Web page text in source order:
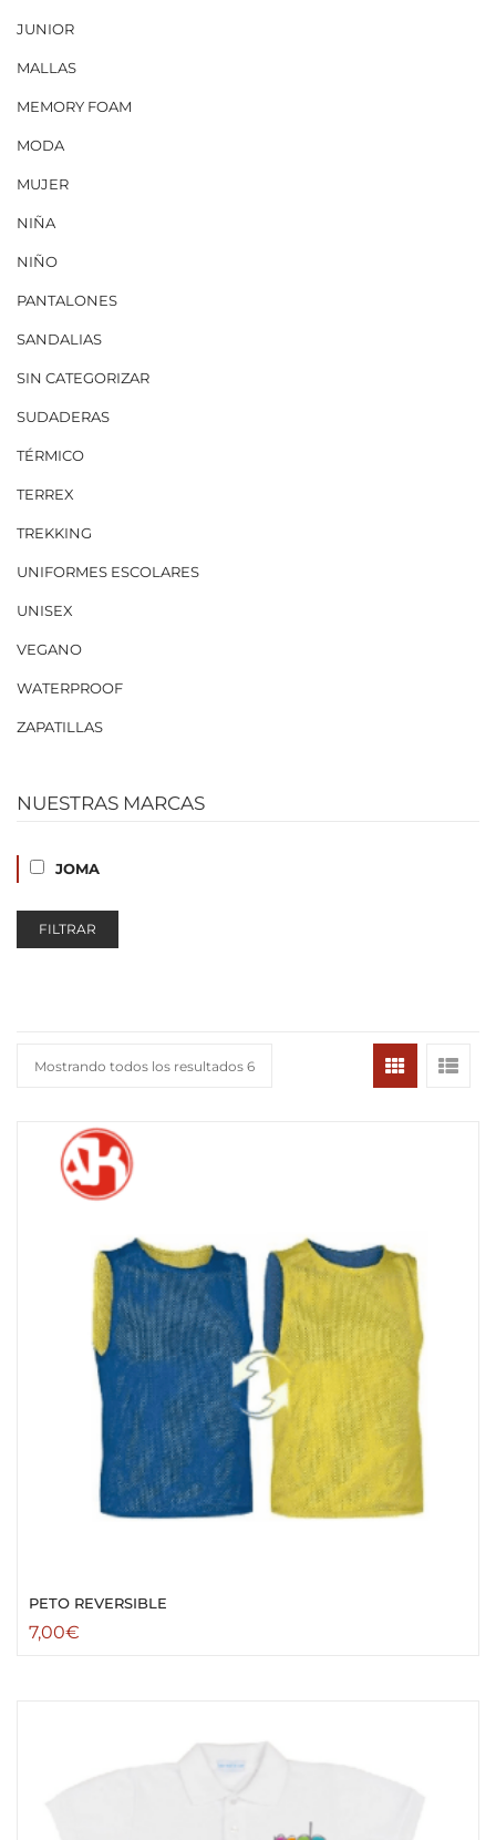
JUNIOR
MALLAS
MEMORY FOAM
MODA
MUJER
NIÑA
NIÑO
PANTALONES
SANDALIAS
SIN CATEGORIZAR
SUDADERAS
TÉRMICO
TERREX
TREKKING
UNIFORMES ESCOLARES
UNISEX
VEGANO
WATERPROOF
ZAPATILLAS
NUESTRAS MARCAS
JOMA
FILTRAR
Mostrando todos los resultados 6
PETO REVERSIBLE
7,00€